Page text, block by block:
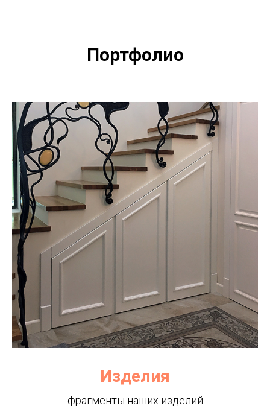
Портфолио
Изделия
фрагменты наших изделий